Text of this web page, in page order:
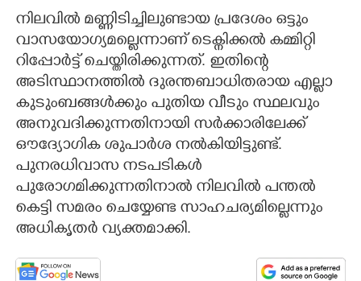
നിലവിൽ മണ്ണിടിച്ചിലുണ്ടായ പ്രദേശം ഒട്ടും
വാസയോഗ്യമല്ലെന്നാണ് ടെക്നിക്കൽ കമ്മിറ്റി
റിപ്പോർട്ട് ചെയ്തിരിക്കുന്നത്. ഇതിന്റെ
അടിസ്ഥാനത്തിൽ ദുരന്തബാധിതരായ എല്ലാ
കുടുംബങ്ങൾക്കും പുതിയ വീടും സ്ഥലവും
അനുവദിക്കുന്നതിനായി സർക്കാരിലേക്ക്
ഔദ്യോഗിക ശുപാർശ നൽകിയിട്ടുണ്ട്.
പുനരധിവാസ നടപടികൾ
പുരോഗമിക്കുന്നതിനാൽ നിലവിൽ പന്തൽ
കെട്ടി സമരം ചെയ്യേണ്ട സാഹചര്യമില്ലെന്നും
അധികൃതർ വ്യക്തമാക്കി.